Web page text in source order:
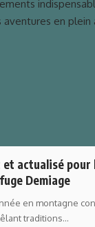
et actualisé pour
Demiage
en montagne
traditions…